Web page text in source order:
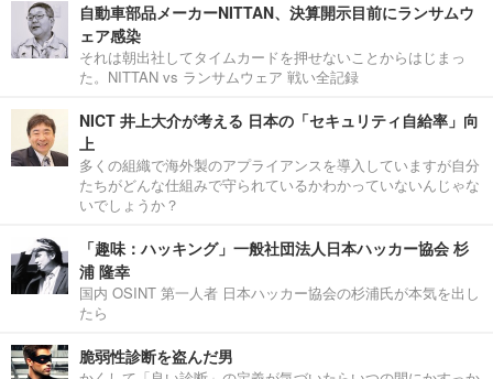
自動車部品メーカーNITTAN、決算開示目前にランサムウ
ェア感染
それは朝出社してタイムカードを押せないことからはじまっ
た。NITTAN vs ランサムウェア 戦い全記録
NICT 井上大介が考える 日本の「セキュリティ自給率」向
上
多くの組織で海外製のアプライアンスを導入していますが自分
たちがどんな仕組みで守られているかわかっていないんじゃな
いでしょうか？
「趣味：ハッキング」一般社団法人日本ハッカー協会 杉
浦 隆幸
国内 OSINT 第一人者 日本ハッカー協会の杉浦氏が本気を出し
たら
脆弱性診断を盗んだ男